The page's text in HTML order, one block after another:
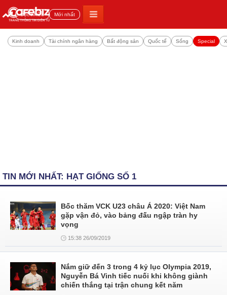
Đọc nhiều Mới nhất
Kinh doanh Tài chính ngân hàng Bất động sản Quốc tế Sống Special
TIN MỚI NHẤT: HẠT GIỐNG SỐ 1
Bốc thăm VCK U23 châu Á 2020: Việt Nam
gặp vận đỏ, vào bảng đấu ngập tràn hy
vọng
15:38 26/09/2019
Nắm giữ đến 3 trong 4 kỷ lục Olympia 2019,
Nguyễn Bá Vinh tiếc nuối khi không giành
chiến thắng tại trận chung kết năm